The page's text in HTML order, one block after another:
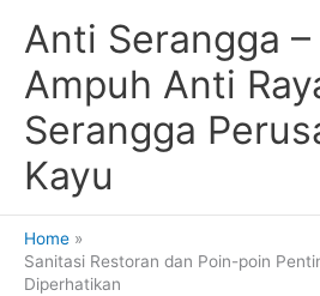
Anti Serangga
Ampuh Anti
Serangga
Kayu
Home
Sanitasi Restoran dan Poin-poin
Diperhatikan